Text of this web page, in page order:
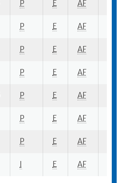
P E AF
P E AF
P E AF
P E AF
P E AF
P E AF
P E AF
I E AF